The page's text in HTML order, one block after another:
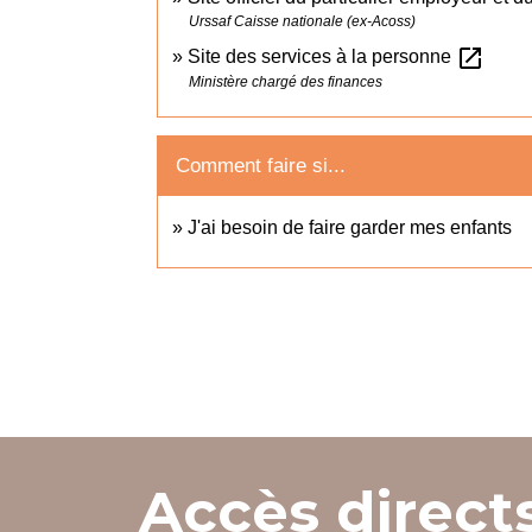
Urssaf Caisse nationale (ex-Acoss)
Site des services à la personne open_in_new
Ministère chargé des finances
Comment faire si...
J'ai besoin de faire garder mes enfants
Accès